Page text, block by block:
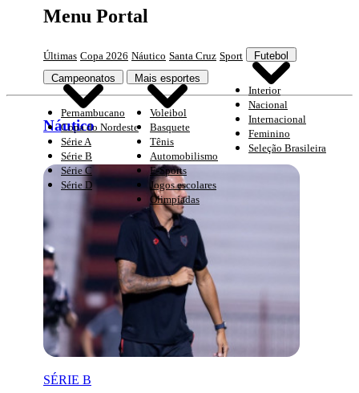
Menu Portal
Últimas Copa 2026 Náutico Santa Cruz Sport Futebol
Interior
Nacional
Internacional
Feminino
Seleção Brasileira
Campeonatos
Pernambucano
Copa do Nordeste
Série A
Série B
Série C
Série D
Mais esportes
Voleibol
Basquete
Tênis
Automobilismo
E-Sports
Jogos escolares
Olimpíadas
Náutico
SÉRIE B